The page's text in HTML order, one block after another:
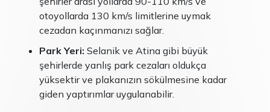
otoyollarda 130 km/s limitlerine uymak
cezadan kaçınmanızı sağlar.
Park Yeri: Selanik ve Atina gibi büyük
şehirlerde yanlış park cezaları oldukça
yüksektir ve plakanızın sökülmesine kadar
giden yaptırımlar uygulanabilir.